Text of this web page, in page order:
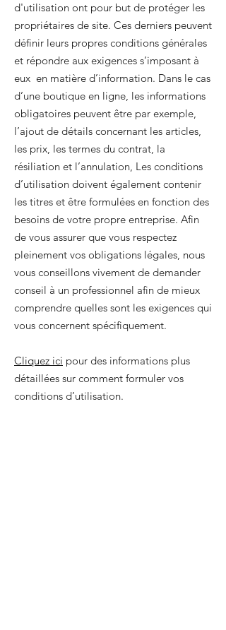
d'utilisation ont pour but de protéger les
propriétaires de site. Ces derniers peuvent
définir leurs propres conditions générales
et répondre aux exigences s’imposant à
eux en matière d’information. Dans le cas
d’une boutique en ligne, les informations
obligatoires peuvent être par exemple,
l’ajout de détails concernant les articles,
les prix, les termes du contrat, la
résiliation et l’annulation, Les conditions
d’utilisation doivent également contenir
les titres et être formulées en fonction des
besoins de votre propre entreprise. Afin
de vous assurer que vous respectez
pleinement vos obligations légales, nous
vous conseillons vivement de demander
conseil à un professionnel afin de mieux
comprendre quelles sont les exigences qui
vous concernent spécifiquement.
Cliquez ici pour des informations plus
détaillées sur comment formuler vos
conditions d’utilisation.